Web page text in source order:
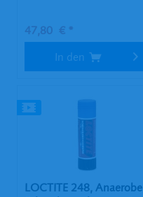
47,80 € *
In den
LOCTITE 248, Anaerobe